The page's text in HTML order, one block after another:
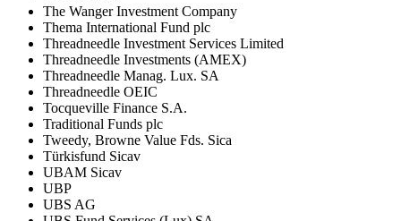
The Wanger Investment Company
Thema International Fund plc
Threadneedle Investment Services Limited
Threadneedle Investments (AMEX)
Threadneedle Manag. Lux. SA
Threadneedle OEIC
Tocqueville Finance S.A.
Traditional Funds plc
Tweedy, Browne Value Fds. Sica
Türkisfund Sicav
UBAM Sicav
UBP
UBS AG